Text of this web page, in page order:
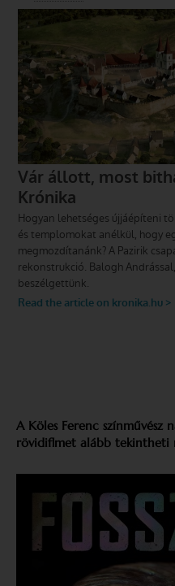
A Köles Ferenc
rövidiflmet alább tekintheti